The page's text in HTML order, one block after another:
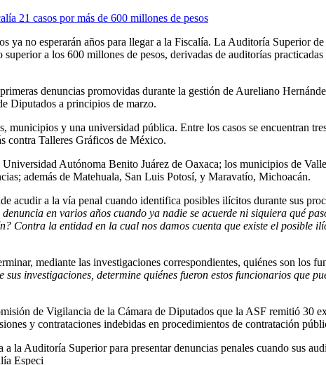
ya no esperarán años para llegar a la Fiscalía. La Auditoría Superior
a los 600 millones de pesos, derivadas de auditorías
denuncias promovidas durante la gestión de Aureliano
Diputados a principios de marzo.
municipios y una universidad pública. Entre los casos se encuentran
contra Talleres Gráficos de México.
Autónoma Benito Juárez de Oaxaca; los municipios de
además de Matehuala, San Luis Potosí, y Maravatío, Michoacán.
acudir a la vía penal cuando identifica posibles ilícitos durante sus
en varios años cuando ya nadie se acuerde ni siquiera qué
Contra la entidad en la cual nos damos cuenta que existe el posible
mediante las investigaciones correspondientes, quiénes son los
investigaciones, determine quiénes fueron estos funcionarios que
de Vigilancia de la Cámara de Diputados que la ASF remitió 30
y contrataciones indebidas en procedimientos de contratación
Auditoría Superior para presentar denuncias penales cuando sus
Especi